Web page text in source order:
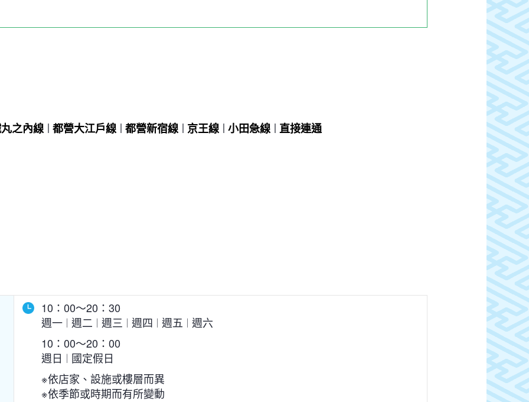
之內線 都營大江戶線 都營新宿線 京王線 小田急線 直接連通
10：00～20：30
週一 週二 週三 週四 週五
週六
10：00～20：00
週日
國定假日
※依店家、設施或樓層而異
※依季節或時期而有所變動